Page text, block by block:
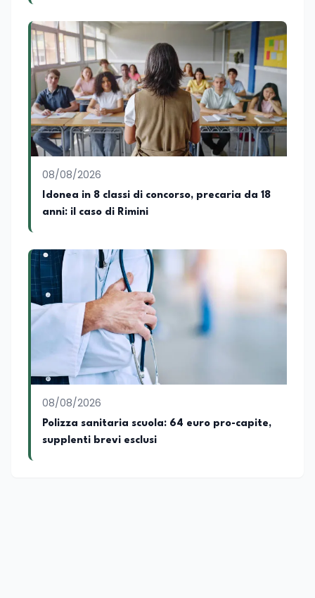
ed è membro del tavolo delle regioni,
dove coordina un progetto per la
creazione di un Hub Formativo in Tunisia.
Docente a contratto di Diritto
dell'Economia e Diritto Internazionale
presso la SSML di Lamezia Terme e
presso l'Università Telematica eCampus,
è autore di pubblicazioni in ambito
pedagogico sulle competenze
caratteriali e il framework LifeComp. Ha
tenuto interventi al Senato della
Regione Lombardia e a Buenos Aires su
temi che spaziano dalla pedagogia
Manager certificato MISE, unisce visione
strategica e competenza tecnologica
con una vocazione per il dialogo
istituzionale e la ricerca applicata.
08/08/2026
Idonea in 8 classi di concorso, precaria da 18
anni: il caso di Rimini
08/08/2026
Polizza sanitaria scuola: 64 euro pro-capite,
supplenti brevi esclusi